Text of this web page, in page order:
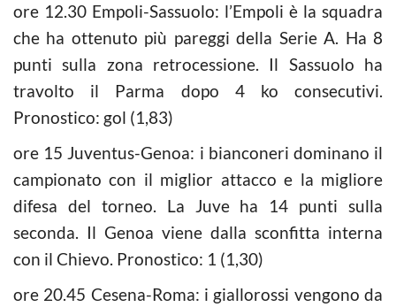
ore 12.30 Empoli-Sassuolo: l’Empoli è la squadra
che ha ottenuto più pareggi della Serie A. Ha 8
punti sulla zona retrocessione. Il Sassuolo ha
travolto il Parma dopo 4 ko consecutivi.
Pronostico: gol (1,83)
ore 15 Juventus-Genoa: i bianconeri dominano il
campionato con il miglior attacco e la migliore
difesa del torneo. La Juve ha 14 punti sulla
seconda. Il Genoa viene dalla sconfitta interna
con il Chievo. Pronostico: 1 (1,30)
ore 20.45 Cesena-Roma: i giallorossi vengono da